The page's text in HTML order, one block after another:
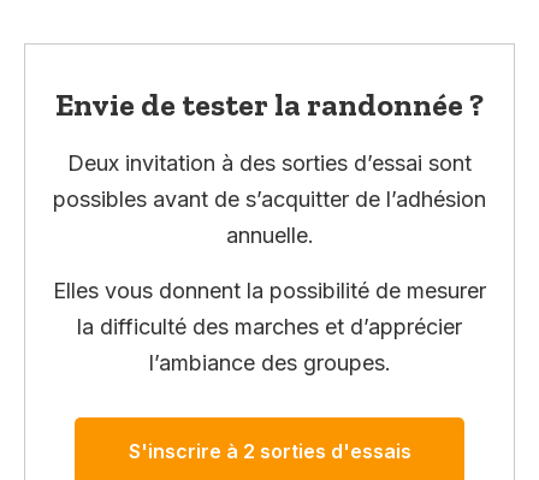
Envie de tester la randonnée ?
Deux invitation à des sorties d’essai sont
possibles avant de s’acquitter de l’adhésion
annuelle.
Elles vous donnent la possibilité de mesurer
la difficulté des marches et d’apprécier
l’ambiance des groupes.
S'inscrire à 2 sorties d'essais